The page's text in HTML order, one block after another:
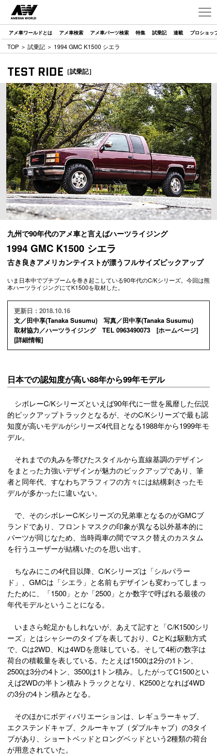
アメ車ワールドとは アメ車検索 アメ車パーツ検索 特集 試乗記 連載 プロショッ
TOP ＞ 試乗記 ＞ 1994 GMC K1500 シエラ
TEST RIDE ［試乗記］
九州で90年代のアメ車と言えばハーツライジング
1994 GMC K1500 シエラ
古き良きアメリカンテイストが漂うフルサイズピックアップ
いま日本中でプチブームを巻き起こしている90年代のC/Kシリーズ。今回は熊
本ハーツライジングにてK1500を取材した。
更新日：2018.10.16
文／田中享(Tanaka Susumu) 写真／田中享(Tanaka Susumu)
取材協力／ハーツライジング TEL 0963490073 [ホームページ]
[詳細情報]
日本での認知度が高い88年から99年モデル
シボレーC/Kシリーズといえば90年代に一世を風靡した伝説
的ピックアップトラックとなるが、そのC/Kシリーズで最も認
知度が高いモデルがシリーズ4代目となる1988年から1999年モ
デル。
それまでの丸みを帯びたスタイルから直線基調のデザイン
をまとった力強いデザインが魅力のピックアップであり、筆
者と同年代、すなわちアラフィフの方々には結構刺さったモ
デルが多かったに違いない。
で、そのシボレーC/Kシリーズの兄弟車となるのがGMCブ
ランドであり、フロントマスクの印象が異なる以外基本的に
パーツが同じなため、当時両車の間でマスク替えのカスタム
を行うユーザーが結構いたのを思い出す。
ちなみにこの4代目以降、C/Kシリーズは「シルバラー
ド」、GMCは「シエラ」と名前もデザインも変わってしまっ
たために、「1500」とか「2500」とか数字で呼ばれる最後の
年代モデルということになる。
いまさら蛇足かもしれないが、あえて記すと「C/K1500シリ
ーズ」とはシャシーのタイプを表しており、CとKは駆動方式
で、Cは2WD、Kは4WDを意味している。そして4桁の数字は
荷台の積載量を表している。たとえば1500は2分の1トン、
2500は3分の4トン、3500は1トン積み。したがってC1500とい
えば2WDの半トン積みトラックとなり、K2500となれば4WD
の3分の4トン積みとなる。
そのほかにボディバリエーションは、レギュラーキャブ、
エクステンドキャブ、クルーキャブ（ダブルキャブ）の3タイ
プがあり、ショートベッドとロングベッドという2種類の荷台
が用意されていた。